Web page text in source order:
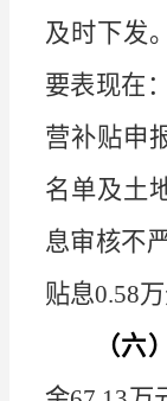
及时下发
要表现在
营补贴申
名单及土
息审核不
贴息0.58万
（六